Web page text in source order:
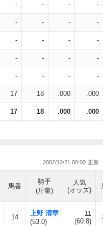
- - - -
- - - -
- - - -
- - - -
- - - -
17 18 .000 .000
17 18 .000 .000
2002/12/21 00:00
馬番
騎手
(斤量)
人気
(オッズ)
14
上野 清章
(53.0)
11
(60.8)